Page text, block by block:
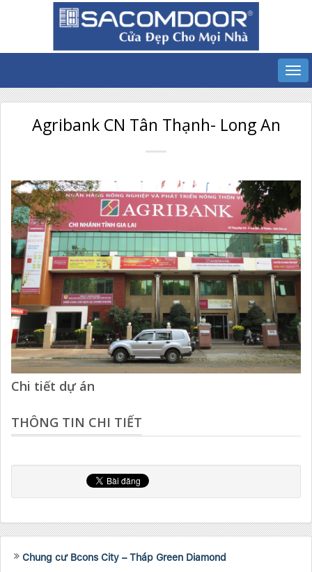
Agribank CN Tân Thạnh- Long An
Chi tiết dự án
THÔNG TIN CHI TIẾT
Chung cư Bcons City – Tháp Green Diamond